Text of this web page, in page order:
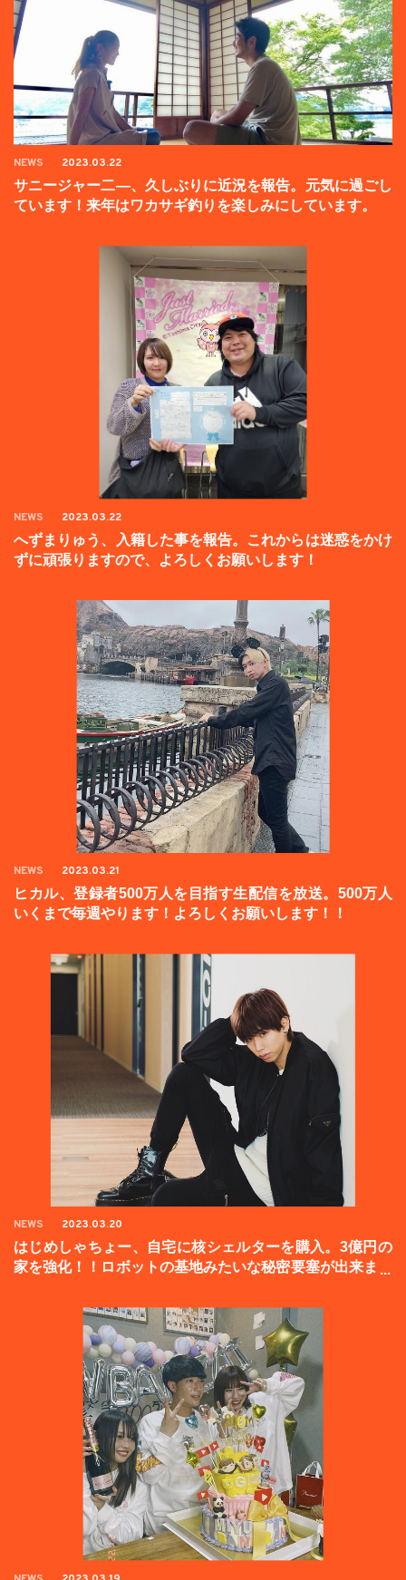
NEWS 2023.03.22
サニージャー二―、久しぶりに近況を報告。元気に過ごし
ています！来年はワカサギ釣りを楽しみにしています。
NEWS 2023.03.22
へずまりゅう、入籍した事を報告。これからは迷惑をかけ
ずに頑張りますので、よろしくお願いします！
NEWS 2023.03.21
ヒカル、登録者500万人を目指す生配信を放送。500万人
いくまで毎週やります！よろしくお願いします！！
NEWS 2023.03.20
はじめしゃちょー、自宅に核シェルターを購入。3億円の
家を強化！！ロボットの基地みたいな秘密要塞が出来まし